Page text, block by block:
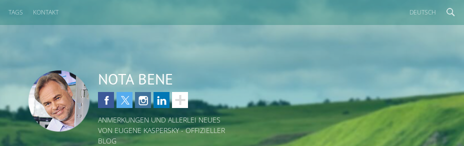
TAGS KONTAKT DEUTSCH
NOTA BENE
ANMERKUNGEN UND ALLERLEI NEUES
VON EUGENE KASPERSKY - OFFIZIELLER
BLOG